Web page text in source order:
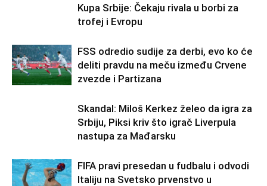
Kupa Srbije: Čekaju rivala u borbi za
trofej i Evropu
FSS odredio sudije za derbi, evo ko će
deliti pravdu na meču između Crvene
zvezde i Partizana
Skandal: Miloš Kerkez želeo da igra za
Srbiju, Piksi kriv što igrač Liverpula
nastupa za Mađarsku
FIFA pravi presedan u fudbalu i odvodi
Italiju na Svetsko prvenstvo u